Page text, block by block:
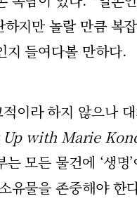
지만 놀랄 만큼 복
지 들여다볼 만하다.
이라 하지 않으나
with Marie
모든 물건에 ‘생
유물을 존중해야 한